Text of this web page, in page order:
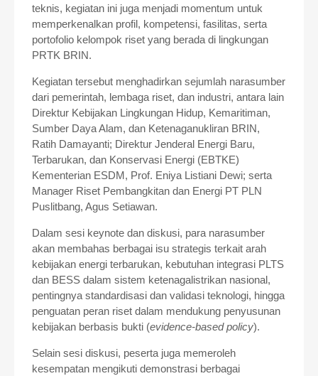
teknis, kegiatan ini juga menjadi momentum untuk
memperkenalkan profil, kompetensi, fasilitas, serta
portofolio kelompok riset yang berada di lingkungan
PRTK BRIN.
Kegiatan tersebut menghadirkan sejumlah narasumber
dari pemerintah, lembaga riset, dan industri, antara lain
Direktur Kebijakan Lingkungan Hidup, Kemaritiman,
Sumber Daya Alam, dan Ketenaganukliran BRIN,
Ratih Damayanti; Direktur Jenderal Energi Baru,
Terbarukan, dan Konservasi Energi (EBTKE)
Kementerian ESDM, Prof. Eniya Listiani Dewi; serta
Manager Riset Pembangkitan dan Energi PT PLN
Puslitbang, Agus Setiawan.
Dalam sesi keynote dan diskusi, para narasumber
akan membahas berbagai isu strategis terkait arah
kebijakan energi terbarukan, kebutuhan integrasi PLTS
dan BESS dalam sistem ketenagalistrikan nasional,
pentingnya standardisasi dan validasi teknologi, hingga
penguatan peran riset dalam mendukung penyusunan
kebijakan berbasis bukti (evidence-based policy).
Selain sesi diskusi, peserta juga memeroleh
kesempatan mengikuti demonstrasi berbagai